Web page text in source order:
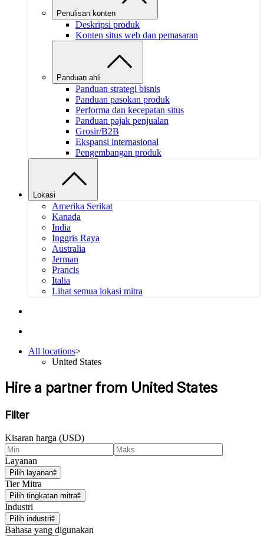
Penulisan konten
Deskripsi produk
Konten situs web dan pemasaran
Panduan ahli
Panduan strategi bisnis
Panduan pasokan produk
Performa dan kecepatan situs
Panduan pajak penjualan
Grosir/B2B
Ekspansi internasional
Pengembangan produk
Lokasi
Amerika Serikat
Kanada
India
Inggris Raya
Australia
Jerman
Prancis
Italia
Lihat semua lokasi mitra
All locations>
United States
Hire a partner from United States
Filter
Kisaran harga (USD)
Layanan
Pilih layanan
Tier Mitra
Pilih tingkatan mitra
Industri
Pilih industri
Bahasa yang digunakan